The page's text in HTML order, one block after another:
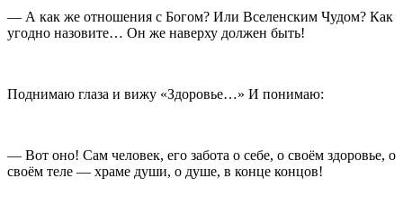
— А как же отношения с Богом? Или Вселенским Чудом? Как
угодно назовите… Он же наверху должен быть!
Поднимаю глаза и вижу «Здоровье…» И понимаю:
— Вот оно! Сам человек, его забота о себе, о своём здоровье, о
своём теле — храме души, о душе, в конце концов!